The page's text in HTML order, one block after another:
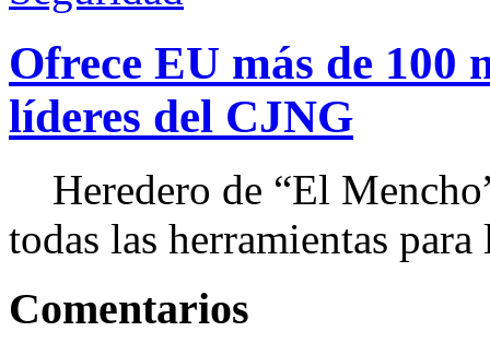
Ofrece EU más de 100
líderes del CJNG
Heredero de “El
todas las herramientas
Comentarios